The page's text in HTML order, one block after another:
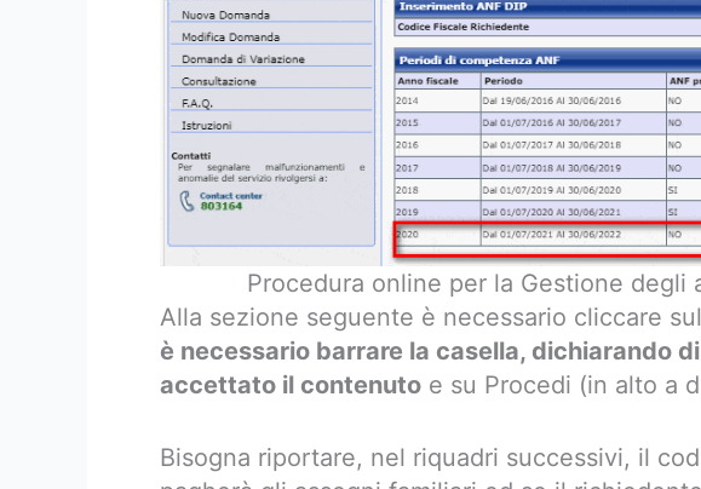
Procedura online per la Gestione degli
Alla sezione seguente è necessario cliccare
è necessario barrare la casella, dichiarando
accettato il contenuto e su Procedi (in alto a
Bisogna riportare, nel riquadri successivi, il